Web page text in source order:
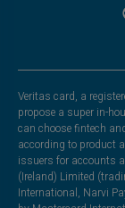
Veritas card, a
propose a super in-
can choose fintech
according to product
issuers for accounts
(Ireland) Limited
International, Narvi